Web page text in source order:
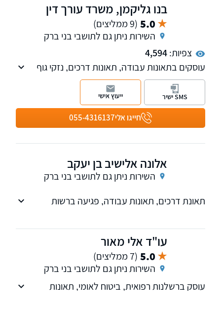
בנו גליקמן, משרד עורך דין
5.0 (9 ממליצים)
השירות ניתן גם לתושבי בני ברק
צפיות:4,594
עוסקים בתאונות עבודה, תאונות דרכים, נזקי גוף
ורשלנות רפואית
חייגו אלי055-4316137
SMS ישיר ייעוץ אישי
אלונה אלישיב בן יעקב
השירות ניתן גם לתושבי בני ברק
תאונת דרכים, תאונות עבודה, פגיעה ברשות
עו"ד אלי מאור
5.0 (7 ממליצים)
השירות ניתן גם לתושבי בני ברק
עוסק ברשלנות רפואית, ביטוח לאומי, תאונות